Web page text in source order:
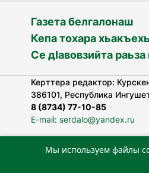
Газета белгалонаш
Кепа тохара
Се дӀавовзийта раьза
Керттера редактор:
386101, Республика
8 (8734) 77-10-85
E-mail: serdalo@yandex.ru
«Сердало» газета
Мы используем файлы